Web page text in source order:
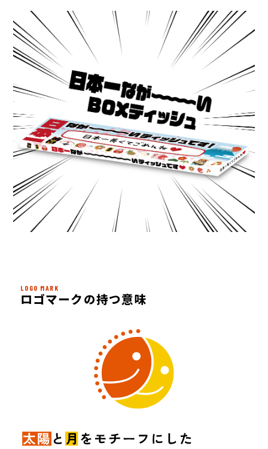
LOGO MARK
ロゴマークの持つ意味